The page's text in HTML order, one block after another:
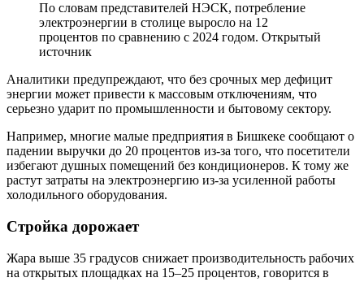
По словам представителей НЭСК, потребление
электроэнергии в столице выросло на 12
процентов по сравнению с 2024 годом. Открытый
источник
Аналитики предупреждают, что без срочных мер дефицит
энергии может привести к массовым отключениям, что
серьезно ударит по промышленности и бытовому сектору.
Например, многие малые предприятия в Бишкеке сообщают о
падении выручки до 20 процентов из-за того, что посетители
избегают душных помещений без кондиционеров. К тому же
растут затраты на электроэнергию из-за усиленной работы
холодильного оборудования.
Стройка дорожает
Жара выше 35 градусов снижает производительность рабочих
на открытых площадках на 15–25 процентов, говорится в